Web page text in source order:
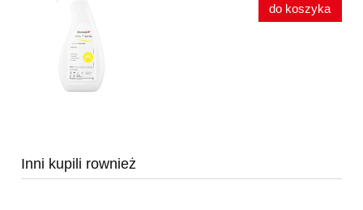
do koszyka
Inni kupili rownież